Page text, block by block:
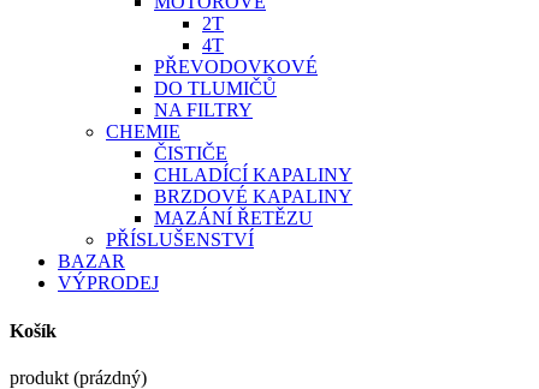
2T
4T
PŘEVODOVKOVÉ
DO TLUMIČŮ
NA FILTRY
CHEMIE
ČISTIČE
CHLADÍCÍ KAPALINY
BRZDOVÉ KAPALINY
MAZÁNÍ ŘETĚZU
PŘÍSLUŠENSTVÍ
BAZAR
VÝPRODEJ
Košík
produkt (prázdný)